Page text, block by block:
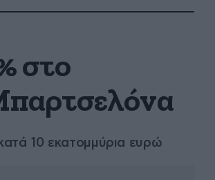
στο
10 εκατομμύρια ευρώ